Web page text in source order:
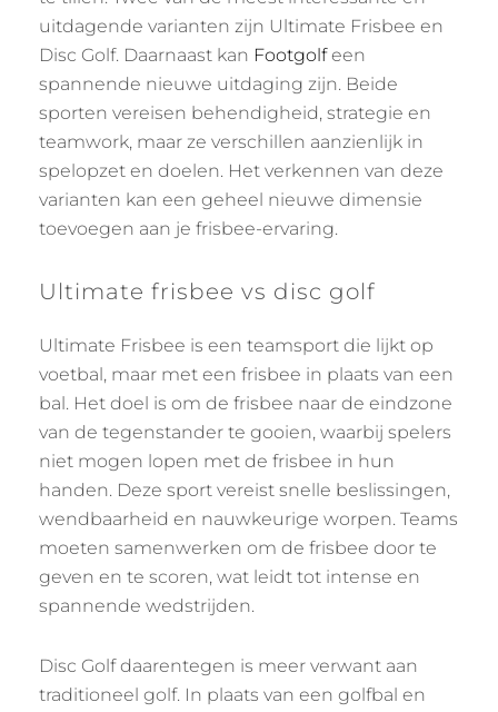
uitdagende varianten zijn Ultimate Frisbee en
Disc Golf. Daarnaast kan Footgolfeen
spannende nieuwe uitdaging zijn. Beide
sporten vereisen behendigheid, strategie en
teamwork, maar ze verschillen aanzienlijk in
spelopzet en doelen. Het verkennen van deze
varianten kan een geheel nieuwe dimensie
toevoegen aan je frisbee-ervaring.
Ultimate frisbee vs disc golf
Ultimate Frisbee is een teamsport die lijkt op
voetbal, maar met een frisbee in plaats van een
bal. Het doel is om de frisbee naar de eindzone
van de tegenstander te gooien, waarbij spelers
niet mogen lopen met de frisbee in hun
handen. Deze sport vereist snelle beslissingen,
wendbaarheid en nauwkeurige worpen. Teams
moeten samenwerken om de frisbee door te
geven en te scoren, wat leidt tot intense en
spannende wedstrijden.
Disc Golf daarentegen is meer verwant aan
traditioneel golf. In plaats van een golfbal en